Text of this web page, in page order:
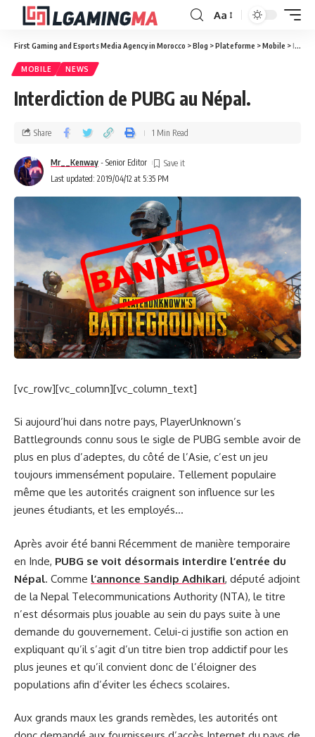
Aa
First Gaming and Esports Media Agency in Morocco >Blog >Plateforme >Mobile >Interdiction de PUBG au Népal.
MOBILE NEWS
Interdiction de PUBG au Népal.
Last updated: 2019/04/12 at 5:35 PM
Mr__Kenway - Senior Editor
Share 1 Min Read
[vc_row][vc_column][vc_column_text]
Si aujourd’hui dans notre pays, PlayerUnknown’s
Battlegrounds connu sous le sigle de PUBG semble avoir de
plus en plus d’adeptes, du côté de l’Asie, c’est un jeu
toujours immensément populaire. Tellement populaire
même que les autorités craignent son influence sur les
jeunes étudiants, et les employés…
Après avoir été banni Récemment de manière temporaire
en Inde, PUBG se voit désormais interdire l’entrée du
Népal. Comme l’annonce Sandip Adhikari, député adjoint
de la Nepal Telecommunications Authority (NTA), le titre
n’est désormais plus jouable au sein du pays suite à une
demande du gouvernement. Celui-ci justifie son action en
expliquant qu’il s’agit d’un titre bien trop addictif pour les
plus jeunes et qu’il convient donc de l’éloigner des
populations afin d’éviter les échecs scolaires.
Aux grands maux les grands remèdes, les autorités ont